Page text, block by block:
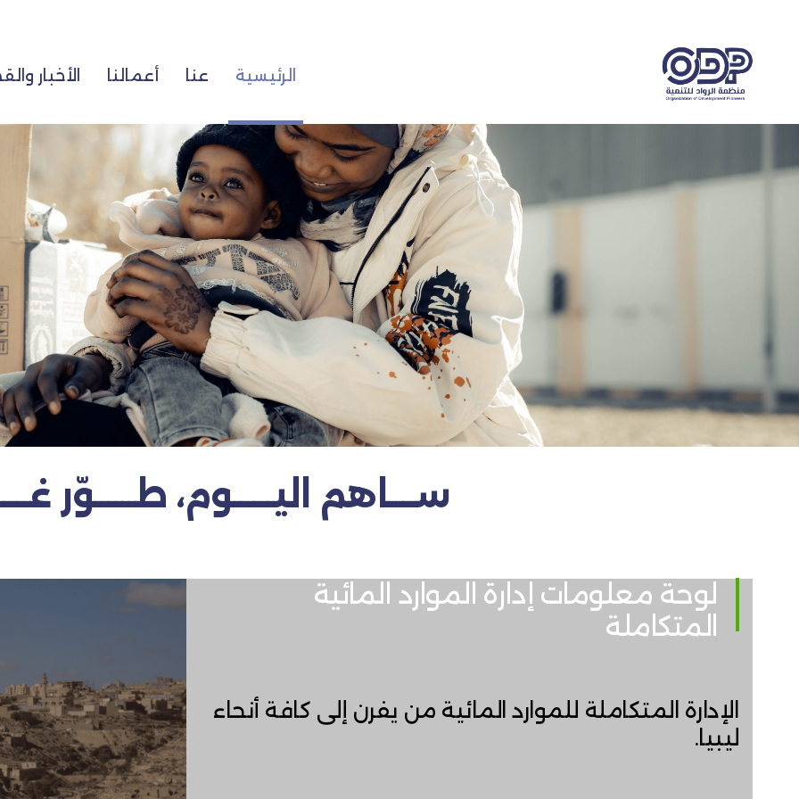
الرئيسية عنا أعمالنا الأخبار
ســــاهم اليــــــوم، طــــــوّر
لوحة معلومات إدارة الموارد المائية
المتكاملة
الإدارة المتكاملة للموارد المائية من يفرن إلى كافة أنحاء
ليبيا.